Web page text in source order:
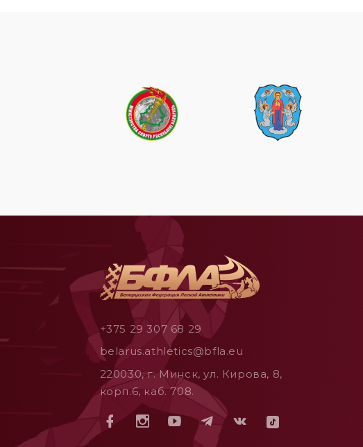
+375 29 307 68 29
belarus.athletics@bfla.eu
220030, г. Минск, ул. Кирова, 8,
корп.6, каб. 708.